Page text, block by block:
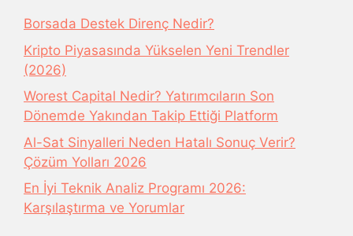
Borsada Destek Direnç Nedir?
Kripto Piyasasında Yükselen Yeni Trendler
(2026)
Worest Capital Nedir? Yatırımcıların Son
Dönemde Yakından Takip Ettiği Platform
Al-Sat Sinyalleri Neden Hatalı Sonuç Verir?
Çözüm Yolları 2026
En İyi Teknik Analiz Programı 2026:
Karşılaştırma ve Yorumlar